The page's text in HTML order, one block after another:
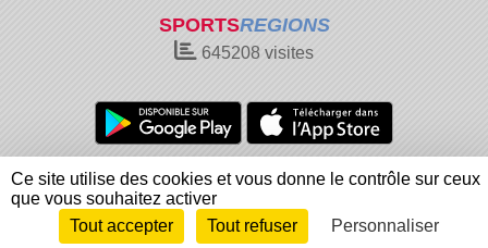
SPORTSREGIONS
645208 visites
Charte cookies
Gestion des cookies
Informations légales
Signaler un contenu inapproprié
Envie de participer ?
Connexion
Ce site utilise des cookies et vous donne le contrôle sur ceux
que vous souhaitez activer
Tout accepter
Tout refuser Personnaliser